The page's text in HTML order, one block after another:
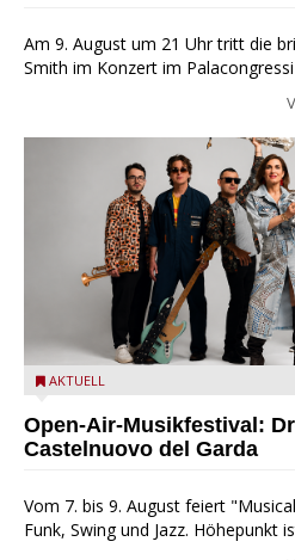
Am 9. August um 21 Uhr tritt die
Smith im Konzert im Palacongressi
Castelnuovo del Garda: Die
AKTUELL
Open-Air-Musikfestival:
Castelnuovo del Garda
Vom 7. bis 9. August feiert
Funk, Swing und Jazz. Höhepunkt